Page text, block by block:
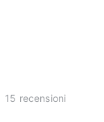
15 recensioni